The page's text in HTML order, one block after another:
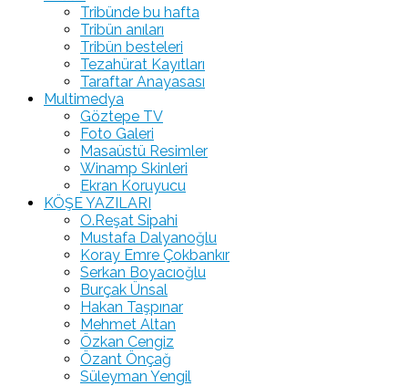
Tribünde bu hafta
Tribün anıları
Tribün besteleri
Tezahürat Kayıtları
Taraftar Anayasası
Multimedya
Göztepe TV
Foto Galeri
Masaüstü Resimler
Winamp Skinleri
Ekran Koruyucu
KÖŞE YAZILARI
O.Reşat Sipahi
Mustafa Dalyanoğlu
Koray Emre Çokbankır
Serkan Boyacıoğlu
Burçak Ünsal
Hakan Taşpınar
Mehmet Altan
Özkan Cengiz
Özant Önçağ
Süleyman Yengil